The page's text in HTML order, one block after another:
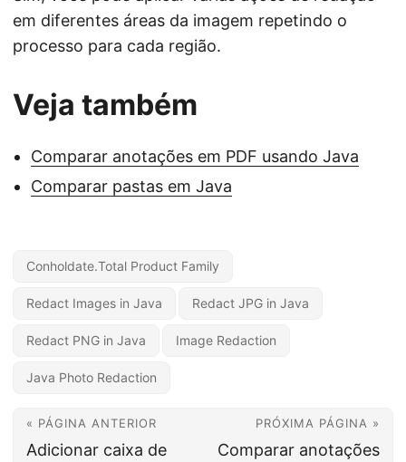
em diferentes áreas da imagem repetindo o
processo para cada região.
Veja também
Comparar anotações em PDF usando Java
Comparar pastas em Java
Conholdate.Total Product Family
Redact Images in Java Redact JPG in Java
Redact PNG in Java Image Redaction
Java Photo Redaction
« PÁGINA ANTERIOR
Adicionar caixa de
PRÓXIMA PÁGINA »
Comparar anotações